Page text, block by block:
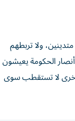
ولا تربطهم
الحكومة يعيشون
أخرى لا تستقطب سوى